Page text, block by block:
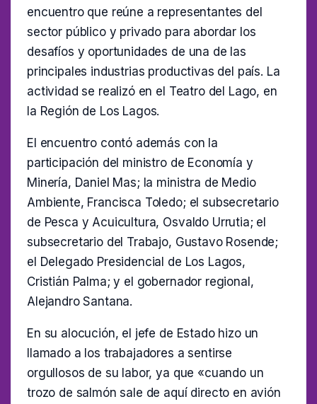
encuentro que reúne a representantes del
sector público y privado para abordar los
desafíos y oportunidades de una de las
principales industrias productivas del país. La
actividad se realizó en el Teatro del Lago, en
la Región de Los Lagos.
El encuentro contó además con la
participación del ministro de Economía y
Minería, Daniel Mas; la ministra de Medio
Ambiente, Francisca Toledo; el subsecretario
de Pesca y Acuicultura, Osvaldo Urrutia; el
subsecretario del Trabajo, Gustavo Rosende;
el Delegado Presidencial de Los Lagos,
Cristián Palma; y el gobernador regional,
Alejandro Santana.
En su alocución, el jefe de Estado hizo un
llamado a los trabajadores a sentirse
orgullosos de su labor, ya que «cuando un
trozo de salmón sale de aquí directo en avión